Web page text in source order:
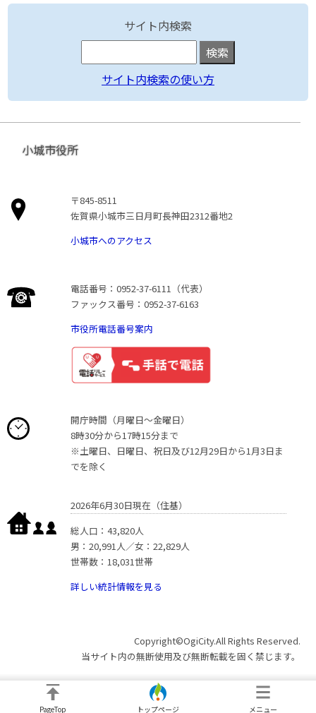
サイト内検索
サイト内検索の使い方
小城市役所
〒845-8511
佐賀県小城市三日月町長神田2312番地2
小城市へのアクセス
電話番号：0952-37-6111（代表）
ファックス番号：0952-37-6163
市役所電話番号案内
開庁時間（月曜日〜金曜日）
8時30分から17時15分まで
※土曜日、日曜日、祝日及び12月29日から1月3日ま
でを除く
2026年6月30日現在（住基）
総人口：43,820人
男：20,991人／女：22,829人
世帯数：18,031世帯
詳しい統計情報を見る
Copyright©OgiCity.All Rights Reserved.
当サイト内の無断使用及び無断転載を固く禁じます。
PageTop トップページ メニュー